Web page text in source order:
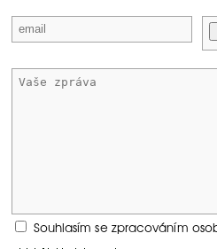
Souhlasím se zpracováním